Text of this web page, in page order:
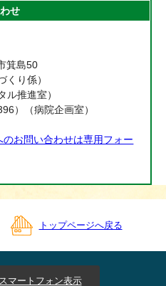
せ
箕島50
くり係）
ル推進室）
）（病院企画室）
お問い合わせは専用フォー
トップページへ戻る
スマートフォン表示